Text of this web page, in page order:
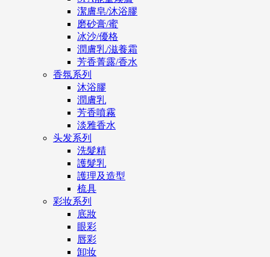
潔膚皂/沐浴膠
磨砂膏/蜜
冰沙/優格
潤膚乳/滋養霜
芳香菁露/香水
香氛系列
沐浴膠
潤膚乳
芳香噴霧
淡雅香水
头发系列
洗髮精
護髮乳
護理及造型
梳具
彩妆系列
底妝
眼彩
唇彩
卸妆